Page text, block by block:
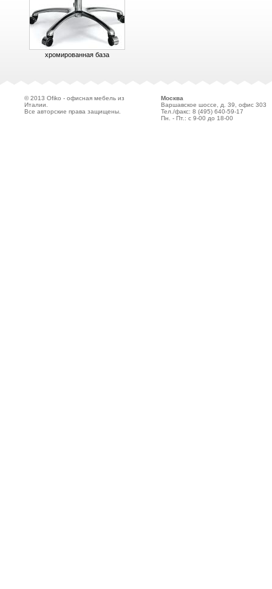
хромированная база
© 2013 Ofiko - офисная мебель из
Италии.
Все авторские права защищены.
Москва
Варшавское шоссе, д. 39, офис 303
Тел./факс: 8 (495) 640-59-17
Пн. - Пт.: с 9-00 до 18-00